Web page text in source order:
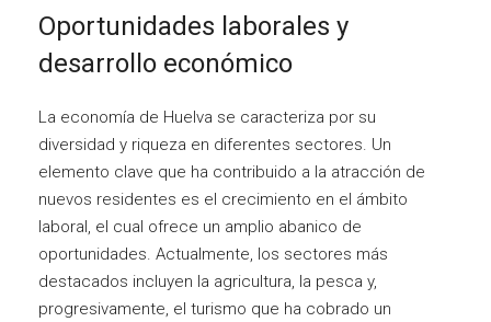
Oportunidades laborales y
desarrollo económico
La economía de Huelva se caracteriza por su
diversidad y riqueza en diferentes sectores. Un
elemento clave que ha contribuido a la atracción de
nuevos residentes es el crecimiento en el ámbito
laboral, el cual ofrece un amplio abanico de
oportunidades. Actualmente, los sectores más
destacados incluyen la agricultura, la pesca y,
progresivamente, el turismo que ha cobrado un